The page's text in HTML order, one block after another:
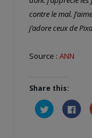
contre le mal.
j’adore ceux de
Source : ANN
Share this:
Cliquez
pour
partager